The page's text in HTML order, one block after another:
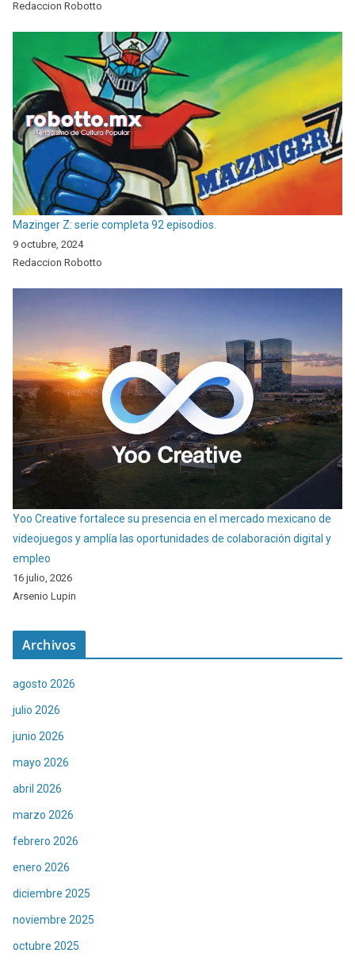
Redaccion Robotto
Mazinger Z: serie completa 92 episodios.
9 octubre, 2024
Redaccion Robotto
Yoo Creative fortalece su presencia en el mercado mexicano de
videojuegos y amplía las oportunidades de colaboración digital y
empleo
16 julio, 2026
Arsenio Lupin
Archivos
agosto 2026
julio 2026
junio 2026
mayo 2026
abril 2026
marzo 2026
febrero 2026
enero 2026
diciembre 2025
noviembre 2025
octubre 2025